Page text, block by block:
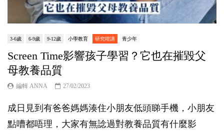
3-6歲 6-9歲 9-12歲 小學教育 研究咁講 青少年
Screen Time影響孩子學習？它也在摧毀父
母教養品質
編輯 ANNA 27/02/2023
成日見到有爸爸媽媽湊住小朋友低頭睇手機，小朋友
點嘈都唔理，大家有無諗過對教養品質有什麼影